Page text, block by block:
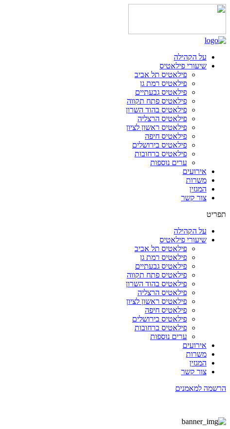
על הקהילה
שיעורי פילאטיס
פילאטיס תל אביב
פילאטיס רמת גן
פילאטיס גבעתיים
פילאטיס פתח תקווה
פילאטיס בהוד השרון
פילאטיס הרצליה
פילאטיס ראשון לציון
פילאטיס חיפה
פילאטיס בירושלים
פילאטיס ברחובות
ערים נוספות
אירועים
משרות
המגזין
צור קשר
תפריט
על הקהילה
שיעורי פילאטיס
פילאטיס תל אביב
פילאטיס רמת גן
פילאטיס גבעתיים
פילאטיס פתח תקווה
פילאטיס בהוד השרון
פילאטיס הרצליה
פילאטיס ראשון לציון
פילאטיס חיפה
פילאטיס בירושלים
פילאטיס ברחובות
ערים נוספות
אירועים
משרות
המגזין
צור קשר
הרשמה למאמנים